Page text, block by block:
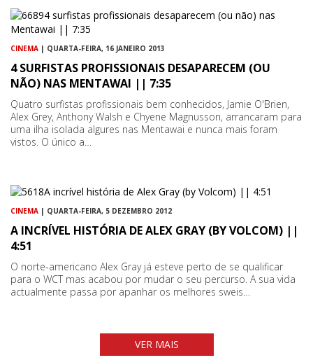
CINEMA | QUARTA-FEIRA, 16 JANEIRO 2013
4 SURFISTAS PROFISSIONAIS DESAPARECEM (OU
NÃO) NAS MENTAWAI || 7:35
Quatro surfistas profissionais bem conhecidos, Jamie O'Brien,
Alex Grey, Anthony Walsh e Chyene Magnusson, arrancaram para
uma ilha isolada algures nas Mentawai e nunca mais foram
vistos. O único a…
CINEMA | QUARTA-FEIRA, 5 DEZEMBRO 2012
A INCRÍVEL HISTÓRIA DE ALEX GRAY (BY VOLCOM) ||
4:51
O norte-americano Alex Gray já esteve perto de se qualificar
para o WCT mas acabou por mudar o seu percurso. A sua vida
actualmente passa por apanhar os melhores sweis…
VER MAIS